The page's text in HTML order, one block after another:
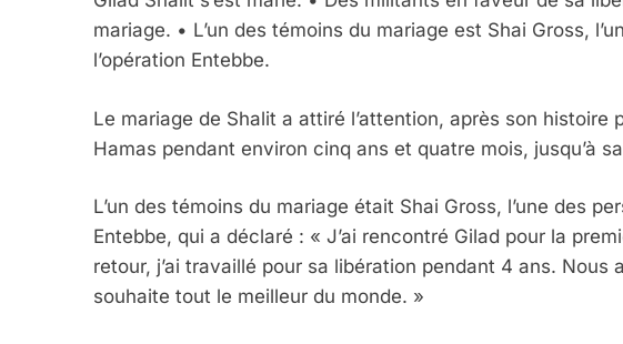
mariage. • L’un des témoins du mariage est Shai Gross,
l’opération Entebbe.
Le mariage de Shalit a attiré l’attention, après son histoire
Hamas pendant environ cinq ans et quatre mois, jusqu’à
L’un des témoins du mariage était Shai Gross, l’une des
Entebbe, qui a déclaré : « J’ai rencontré Gilad pour la
retour, j’ai travaillé pour sa libération pendant 4 ans.
souhaite tout le meilleur du monde. »
2025, L’année La Plus Meurtrière
FRANCE ISRAÉL